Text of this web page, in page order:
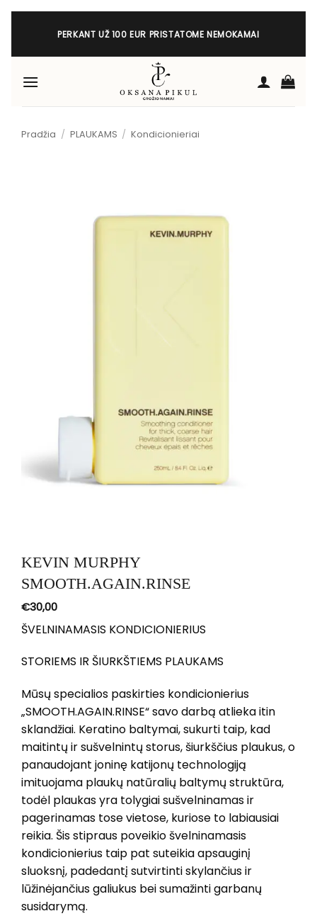
Skip
PERKANT UŽ 100 EUR PRISTATOME NEMOKAMAI
Pradžia / PLAUKAMS / Kondicionieriai
KEVIN MURPHY
SMOOTH.AGAIN.RINSE
€30,00
ŠVELNINAMASIS KONDICIONIERIUS
STORIEMS IR ŠIURKŠTIEMS PLAUKAMS
Mūsų specialios paskirties kondicionierius
„SMOOTH.AGAIN.RINSE“ savo darbą atlieka itin
sklandžiai. Keratino baltymai, sukurti taip, kad
maitintų ir sušvelnintų storus, šiurkščius plaukus, o
panaudojant joninę katijonų technologiją
imituojama plaukų natūralių baltymų struktūra,
todėl plaukas yra tolygiai sušvelninamas ir
pagerinamas tose vietose, kuriose to labiausiai
reikia. Šis stipraus poveikio švelninamasis
kondicionierius taip pat suteikia apsauginį
sluoksnį, padedantį sutvirtinti skylančius ir
lūžinėjančius galiukus bei sumažinti garbanų
susidarymą.